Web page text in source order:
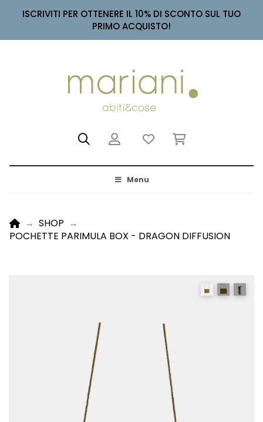
ISCRIVITI PER OTTENERE IL 10% DI SCONTO SUL TUO
PRIMO ACQUISTO!
Menu
HOME
→ SHOP →
POCHETTE PARIMULA BOX - DRAGON DIFFUSION